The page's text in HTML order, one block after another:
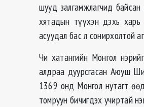
шууд залгамжлагчид
хятадын түүхэн дэхь
асуудал бас л сонирхолтой
Чи хатангийн Монгол
алдраа дуурсгасан Аюуш
1369 онд Монгол нутагт
томруун бичигдэх учиртай